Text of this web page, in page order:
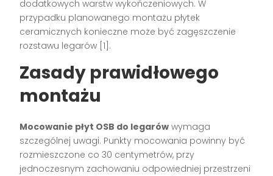
dodatkowych warstw wykończeniowych. W
przypadku planowanego montażu płytek
ceramicznych konieczne może być zagęszczenie
rozstawu legarów [1].
Zasady prawidłowego
montażu
Mocowanie płyt OSB do legarów wymaga
szczególnej uwagi. Punkty mocowania powinny być
rozmieszczone co 30 centymetrów, przy
jednoczesnym zachowaniu odpowiedniej przestrzeni